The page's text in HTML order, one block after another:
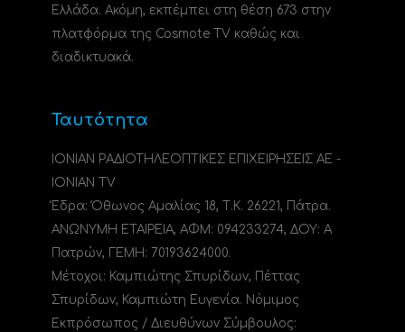
Ελλάδα. Ακόμη, εκπέμπει στη θέση 673 στην
πλατφόρμα της Cosmote TV καθώς και
διαδικτυακά.
Ταυτότητα
ΙΟΝΙΑΝ ΡΑΔΙΟΤΗΛΕΟΠΤΙΚΕΣ ΕΠΙΧΕΙΡΗΣΕΙΣ ΑΕ -
IONIAN TV
Έδρα: Όθωνος Αμαλίας 18, Τ.Κ. 26221, Πάτρα.
ΑΝΩΝΥΜΗ ΕΤΑΙΡΕΙΑ, ΑΦΜ: 094233274, ΔΟΥ: A
Πατρών, ΓΕΜΗ: 70193624000.
Μέτοχοι: Καμπιώτης Σπυρίδων, Πέττας
Σπυρίδων, Καμπιώτη Ευγενία. Νόμιμος
Εκπρόσωπος / Διευθύνων Σύμβουλος: